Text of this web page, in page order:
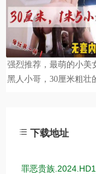
下载地址
罪恶贵族